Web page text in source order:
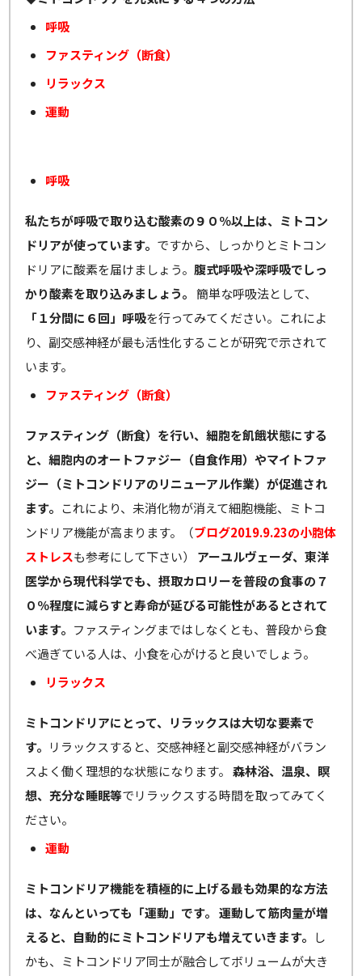
呼吸
ファスティング（断食）
リラックス
運動
呼吸
私たちが呼吸で取り込む酸素の９０％以上は、ミトコン
ドリアが使っています。 ですから、しっかりとミトコン
ドリアに酸素を届けましょう。腹式呼吸や深呼吸でしっ
かり酸素を取り込みましょう。 簡単な呼吸法として、
「１分間に６回」呼吸を行ってみてください。これによ
り、副交感神経が最も活性化することが研究で示されて
います。
ファスティング（断食）
ファスティング（断食）を行い、細胞を飢餓状態にする
と、細胞内のオートファジー（自食作用）やマイトファ
ジー（ミトコンドリアのリニューアル作業）が促進され
ます。 これにより、未消化物が消えて細胞機能、ミトコ
ンドリア機能が高まります。（ブログ2019.9.23の小胞体
ストレスも参考にして下さい） アーユルヴェーダ、東洋
医学から現代科学でも、摂取カロリーを普段の食事の７
０％程度に減らすと寿命が延びる可能性があるとされて
います。 ファスティングまではしなくとも、普段から食
べ過ぎている人は、小食を心がけると良いでしょう。
リラックス
ミトコンドリアにとって、リラックスは大切な要素で
す。 リラックスすると、交感神経と副交感神経がバラン
スよく働く理想的な状態になります。森林浴、温泉、瞑
想、充分な睡眠等でリラックスする時間を取ってみてく
ださい。
運動
ミトコンドリア機能を積極的に上げる最も効果的な方法
は、なんといっても「運動」です。 運動して筋肉量が増
えると、自動的にミトコンドリアも増えていきます。 し
かも、ミトコンドリア同士が融合してボリュームが大き